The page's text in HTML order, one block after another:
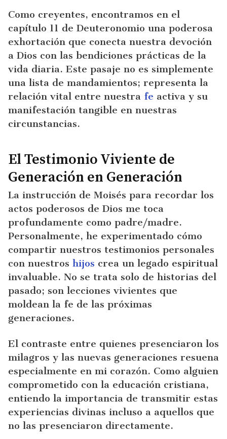
Como creyentes, encontramos en el
capítulo 11 de Deuteronomio una poderosa
exhortación que conecta nuestra devoción
a Dios con las bendiciones prácticas de la
vida diaria. Este pasaje no es simplemente
una lista de mandamientos; representa la
relación vital entre nuestra fe activa y su
manifestación tangible en nuestras
circunstancias.
El Testimonio Viviente de
Generación en Generación
La instrucción de Moisés para recordar los
actos poderosos de Dios me toca
profundamente como padre/madre.
Personalmente, he experimentado cómo
compartir nuestros testimonios personales
con nuestros hijos crea un legado espiritual
invaluable. No se trata solo de historias del
pasado; son lecciones vivientes que
moldean la fe de las próximas
generaciones.
El contraste entre quienes presenciaron los
milagros y las nuevas generaciones resuena
especialmente en mi corazón. Como alguien
comprometido con la educación cristiana,
entiendo la importancia de transmitir estas
experiencias divinas incluso a aquellos que
no las presenciaron directamente.